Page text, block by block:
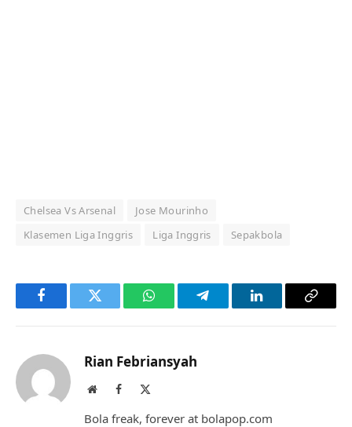
Chelsea Vs Arsenal
Jose Mourinho
Klasemen Liga Inggris
Liga Inggris Sepakbola
FacebookTwitter WhatsAppTelegramLinkedInCopy
Rian Febriansyah
WebsiteFacebook
Bola freak, forever at bolapop.com